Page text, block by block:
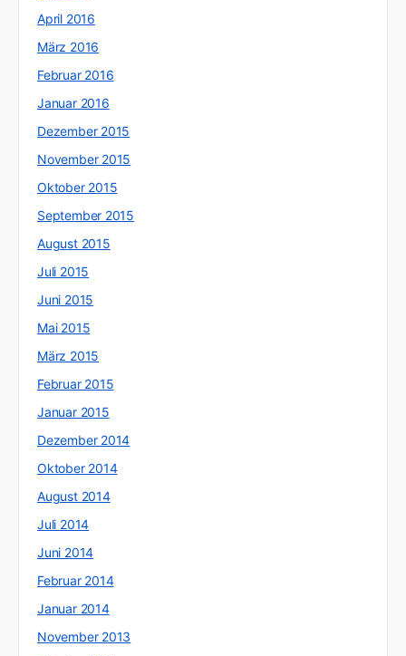
April 2016
März 2016
Februar 2016
Januar 2016
Dezember 2015
November 2015
Oktober 2015
September 2015
August 2015
Juli 2015
Juni 2015
Mai 2015
März 2015
Februar 2015
Januar 2015
Dezember 2014
Oktober 2014
August 2014
Juli 2014
Juni 2014
Februar 2014
Januar 2014
November 2013